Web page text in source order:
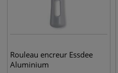
Rouleau encreur Essdee
Aluminium